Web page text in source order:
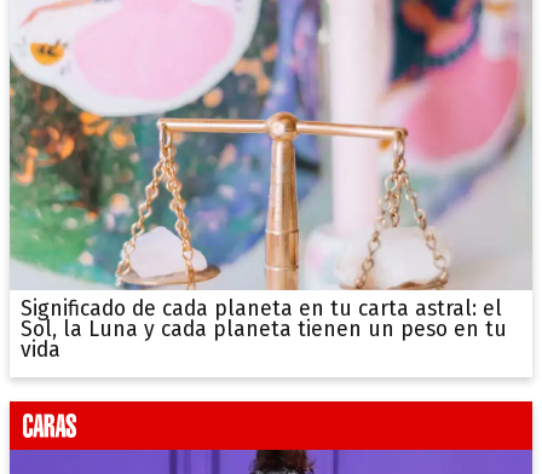
Significado de cada planeta en tu carta astral: el
Sol, la Luna y cada planeta tienen un peso en tu
vida